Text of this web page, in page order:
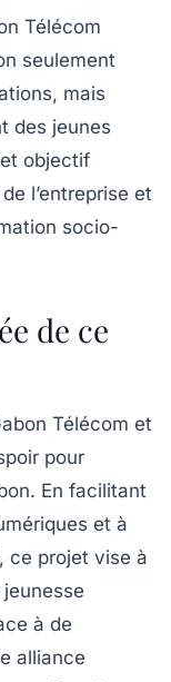
Télécom
seulement
mais
des jeunes
objectif
l’entreprise et
socio-
de ce
Télécom et
pour
En facilitant
et à
, ce projet vise à
à de
alliance